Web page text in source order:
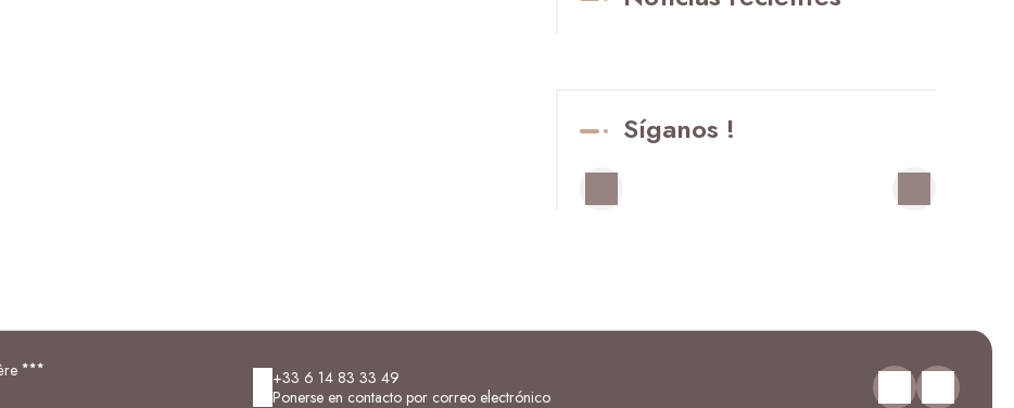
Síganos !
+33 6 14 83 33 49
Ponerse en contacto por correo electrónico